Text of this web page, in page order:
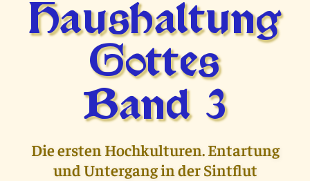
Haushaltung
Gottes
Band 3
Die ersten Hochkulturen. Entartung
und Untergang in der Sintflut